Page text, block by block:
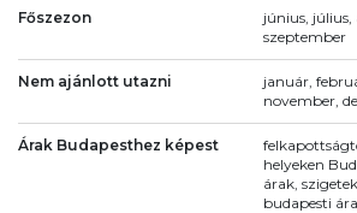
Főszezon
június, július,
szeptember
Nem ajánlott utazni
január,
november,
Árak Budapesthez képest
helyeken
árak,
budapesti